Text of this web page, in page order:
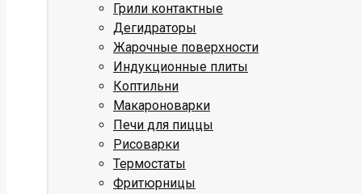
Грили контактные
Дегидраторы
Жарочные поверхности
Индукционные плиты
Коптильни
Макароноварки
Печи для пиццы
Рисоварки
Термостаты
Фритюрницы